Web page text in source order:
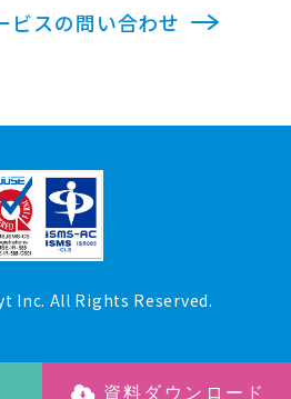
資料ダウンロード
ビスの問い合わせ
Inc. All Rights Reserved.